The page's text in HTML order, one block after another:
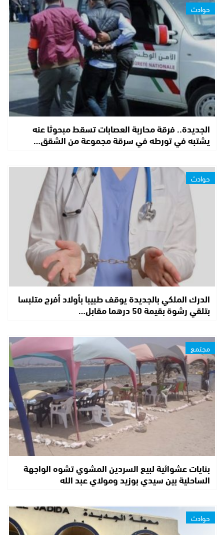
حوادث
الجديدة.. فرقة محاربة العصابات تسقط مبحوثا عنه
يشتبه في تورطه في سرقة مجموعة من الشقق…
حوادث
الدرك الملكي بالجديدة يوقف طبيبا بأولاد أفرج متلبسا
بتلقي رشوة بقيمة 50 درهما مقابل…
مجتمع
بنايات عشوائية لبيع السردين المشوي تشوه الواجهة
الساحلية بين سيدي بوزيد ومولاي عبد الله
حوادث